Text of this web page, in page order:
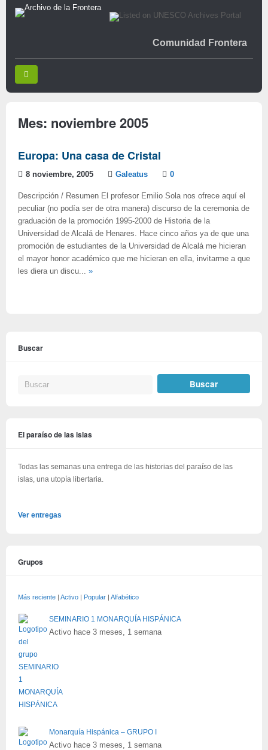
Comunidad Frontera
Mes: noviembre 2005
Europa: Una casa de Cristal
8 noviembre, 2005 Galeatus 0
Descripción / Resumen El profesor Emilio Sola nos ofrece aquí el
peculiar (no podía ser de otra manera) discurso de la ceremonia de
graduación de la promoción 1995-2000 de Historia de la
Universidad de Alcalá de Henares. Hace cinco años ya de que una
promoción de estudiantes de la Universidad de Alcalá me hicieran
el mayor honor académico que me hicieran en ella, invitarme a que
les diera un discu... »
Buscar
El paraíso de las islas
Todas las semanas una entrega de las historias del paraíso de las
islas, una utopía libertaria.
Ver entregas
Grupos
Más reciente Activo Popular Alfabético
SEMINARIO 1 MONARQUÍA HISPÁNICA
Activo hace 3 meses, 1 semana
Monarquía Hispánica – GRUPO I
Activo hace 3 meses, 1 semana